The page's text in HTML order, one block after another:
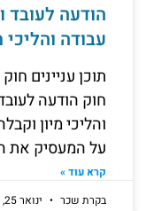
הודעה לעובד
עבודה
תוכן עניינים
חוק הודעה
על המעסיק את
קרא עוד »
בקרת שכר
ינואר 25, 2023